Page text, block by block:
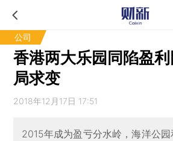
公司
香港两大乐园同陷盈
局求变
2018年12月17日 17:51
2015年成为盈亏分水岭，海洋公